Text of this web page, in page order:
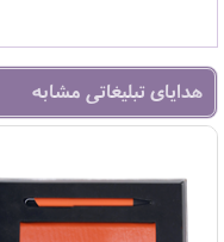
هدایای تبلیغاتی مشابه